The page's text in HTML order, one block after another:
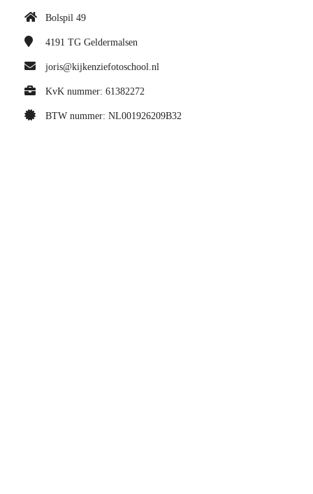
Bolspil 49
4191 TG Geldermalsen
joris@kijkenziefotoschool.nl
KvK nummer: 61382272
BTW nummer: NL001926209B32